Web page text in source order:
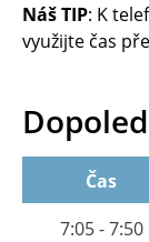
Náš TIP: K
využijte čas
Čas
7:05 - 7:50